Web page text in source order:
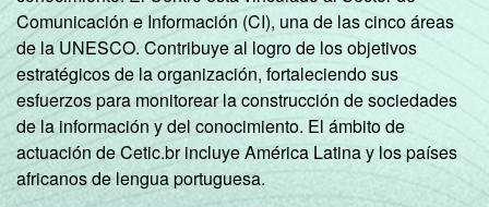
Mais de
1.000
matrículas
ESCOLA COM
INTERNET E
COMPUTADOR
PARA USO DOS
Sim
Não
Comunicación e Información (CI), una de las cinco áreas
de la UNESCO. Contribuye al logro de los objetivos
estratégicos de la organización, fortaleciendo sus
esfuerzos para monitorear la construcción de sociedades
de la información y del conocimiento. El ámbito de
actuación de Cetic.br incluye América Latina y los países
africanos de lengua portuguesa.